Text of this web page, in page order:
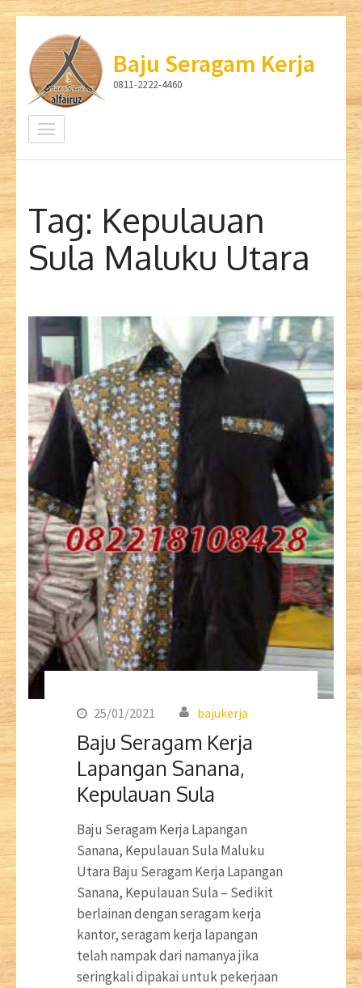
konten
(Tekan
Enter)
Baju Seragam Kerja
0811-2222-4460
Tag: Kepulauan
Sula Maluku Utara
25/01/2021 bajukerja
Baju Seragam Kerja
Lapangan Sanana,
Kepulauan Sula
Baju Seragam Kerja Lapangan
Sanana, Kepulauan Sula Maluku
Utara Baju Seragam Kerja Lapangan
Sanana, Kepulauan Sula – Sedikit
berlainan dengan seragam kerja
kantor, seragam kerja lapangan
telah nampak dari namanya jika
seringkali dipakai untuk pekerjaan